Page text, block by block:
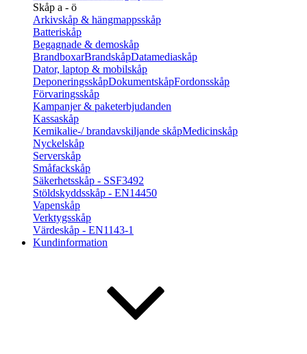
Skåp a - ö
Arkivskåp & hängmappsskåp
Batteriskåp
Begagnade & demoskåp
BrandboxarBrandskåpDatamediaskåp
Dator, laptop & mobilskåp
DeponeringsskåpDokumentskåpFordonsskåp
Förvaringsskåp
Kampanjer & paketerbjudanden
Kassaskåp
Kemikalie-/ brandavskiljande skåpMedicinskåp
Nyckelskåp
Serverskåp
Småfackskåp
Säkerhetsskåp - SSF3492
Stöldskyddsskåp - EN14450
Vapenskåp
Verktygsskåp
Värdeskåp - EN1143-1
Kundinformation